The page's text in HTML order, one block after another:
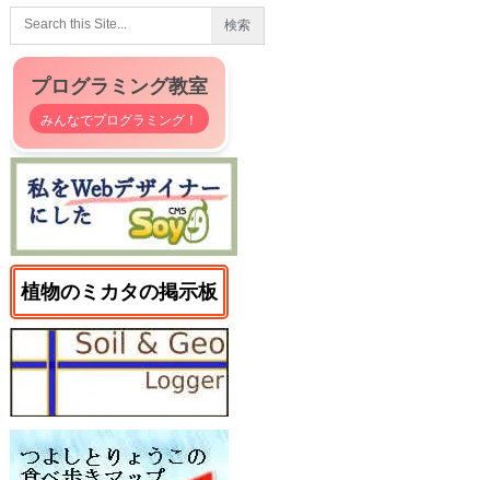
プログラミング教室
みんなでプログラミング！
植物のミカタの掲示板